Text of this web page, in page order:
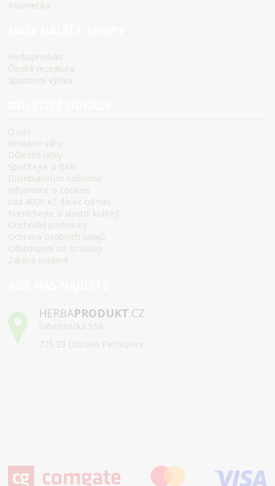
Kosmetika
Herbaprodukt
Čínská receptura
Sportovní výživa
O nás
Redukce váhy
Důležité látky
Spočítejte si BMI
Distributorům nabízíme
Informace o cookies
nad 4000 Kč dárek od nás
Namíchejte si vlastní koktejl
Obchodní podmínky
Ochrana osobních údajů
Odstoupení od smlouvy
Zdravá snídaně
HERBAPRODUKT.CZ
Šilheřovická 558
725 29 Ostrava Petřkovice